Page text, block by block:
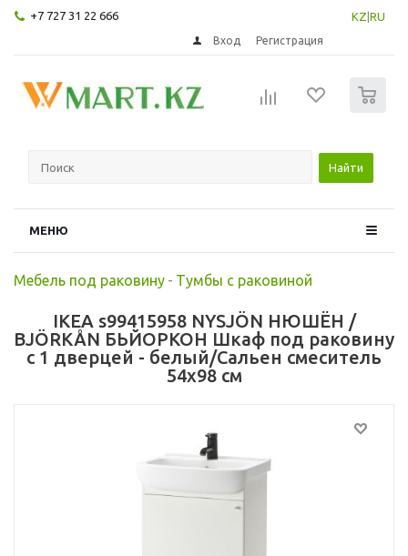
+7 727 31 22 666 KZ RU
Вход Регистрация
Найти
МЕНЮ
Мебель под раковину - Тумбы с раковиной
IKEA s99415958 NYSJÖN НЮШЁН /
BJÖRKÅN БЬЙОРКОН Шкаф под раковину
с 1 дверцей - белый/Сальен смеситель
54x98 см